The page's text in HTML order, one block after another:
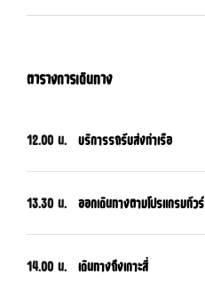
ตารางการเดินทาง
12.00 น. บริการรถรับส่งท่าเรือ
13.30 น. ออกเดินทางตามโปรแกรมทัวร์
14.00 น. เดินทางถึงเกาะสี่